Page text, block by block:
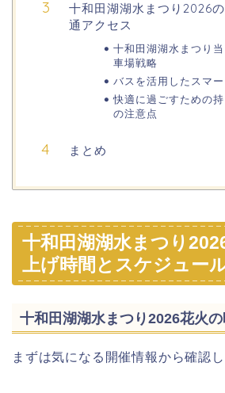
十和田湖湖水まつり2026
通アクセス
十和田湖湖水まつり
車場戦略
バスを活用したスマ
快適に過ごすための
の注意点
まとめ
十和田湖湖水まつり
上げ時間とスケジュー
十和田湖湖水まつり2026花火
まずは気になる開催情報から確認